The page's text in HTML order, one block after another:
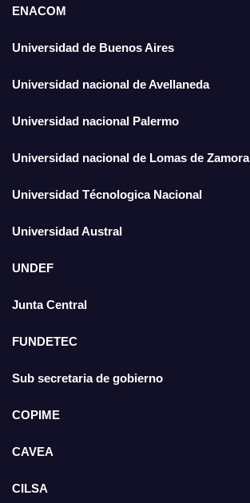
ENACOM
Universidad de Buenos Aires
Universidad nacional de Avellaneda
Universidad nacional Palermo
Universidad nacional de Lomas de Zamora
Universidad Técnologica Nacional
Universidad Austral
UNDEF
Junta Central
FUNDETEC
Sub secretaria de gobierno
COPIME
CAVEA
CILSA